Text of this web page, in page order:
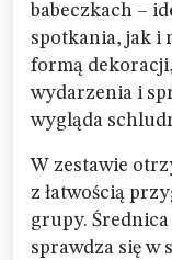
babeczkach –
spotkania, jak i
formą
wydarzenia i
wygląda
W zestawie
z łatwością
grupy.
sprawdza się w